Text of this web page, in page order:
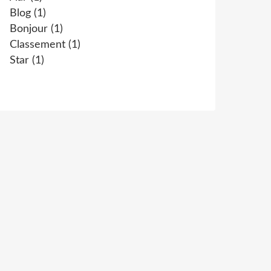
Blog (1)
Bonjour (1)
Classement (1)
Star (1)